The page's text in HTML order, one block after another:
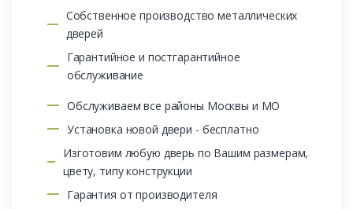
Собственное производство металлических
дверей
Гарантийное и постгарантийное
обслуживание
Обслуживаем все районы Москвы и МО
Установка новой двери - бесплатно
Изготовим любую дверь по Вашим размерам,
цвету, типу конструкции
Гарантия от производителя